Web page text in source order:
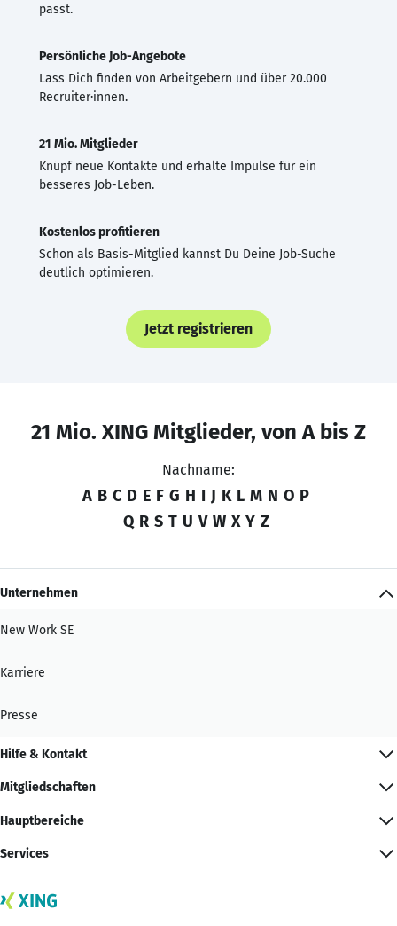
passt.
Persönliche Job-Angebote
Lass Dich finden von Arbeitgebern und über 20.000
Recruiter·innen.
21 Mio. Mitglieder
Knüpf neue Kontakte und erhalte Impulse für ein
besseres Job-Leben.
Kostenlos profitieren
Schon als Basis-Mitglied kannst Du Deine Job-Suche
deutlich optimieren.
Jetzt registrieren
21 Mio. XING Mitglieder, von A bis Z
Nachname:
A B C D E F G H I J K L M N O P
Q R S T U V W X Y Z
Unternehmen
New Work SE
Karriere
Presse
Hilfe & Kontakt
Mitgliedschaften
Hauptbereiche
Services